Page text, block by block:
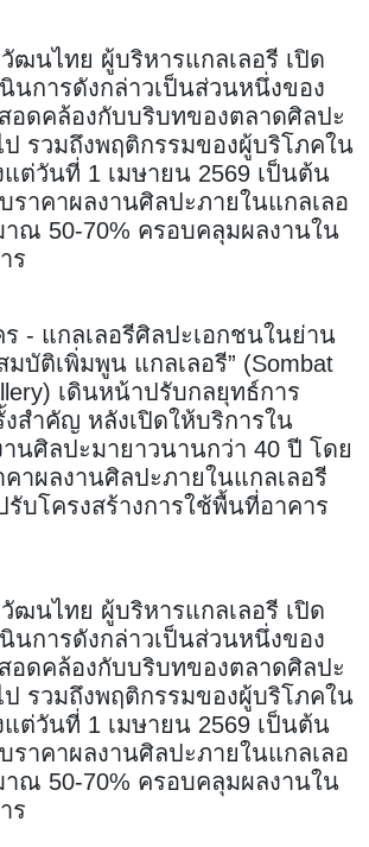
ฒนไทย ผู้บริหารแกลเลอรี เปิด
นินการดังกล่าวเป็นส่วนหนึ่งของ
อดคล้องกับบริบทของตลาดศิลปะ
รวมถึงพฤติกรรมของผู้บริโภคใน
ต่วันที่ 1 เมษายน 2569 เป็นต้น
ราคาผลงานศิลปะภายในแกลเลอ
าณ 50-70% ครอบคลุมผลงานใน
ร
- แกลเลอรีศิลปะเอกชนในย่าน
มบัติเพิ่มพูน แกลเลอรี” (Sombat
เดินหน้าปรับกลยุทธ์การ
สำคัญ หลังเปิดให้บริการใน
นศิลปะมายาวนานกว่า 40 ปี โดย
าผลงานศิลปะภายในแกลเลอรี
บโครงสร้างการใช้พื้นที่อาคาร
ฒนไทย ผู้บริหารแกลเลอรี เปิด
นินการดังกล่าวเป็นส่วนหนึ่งของ
อดคล้องกับบริบทของตลาดศิลปะ
รวมถึงพฤติกรรมของผู้บริโภคใน
ต่วันที่ 1 เมษายน 2569 เป็นต้น
ราคาผลงานศิลปะภายในแกลเลอ
าณ 50-70% ครอบคลุมผลงานใน
ร